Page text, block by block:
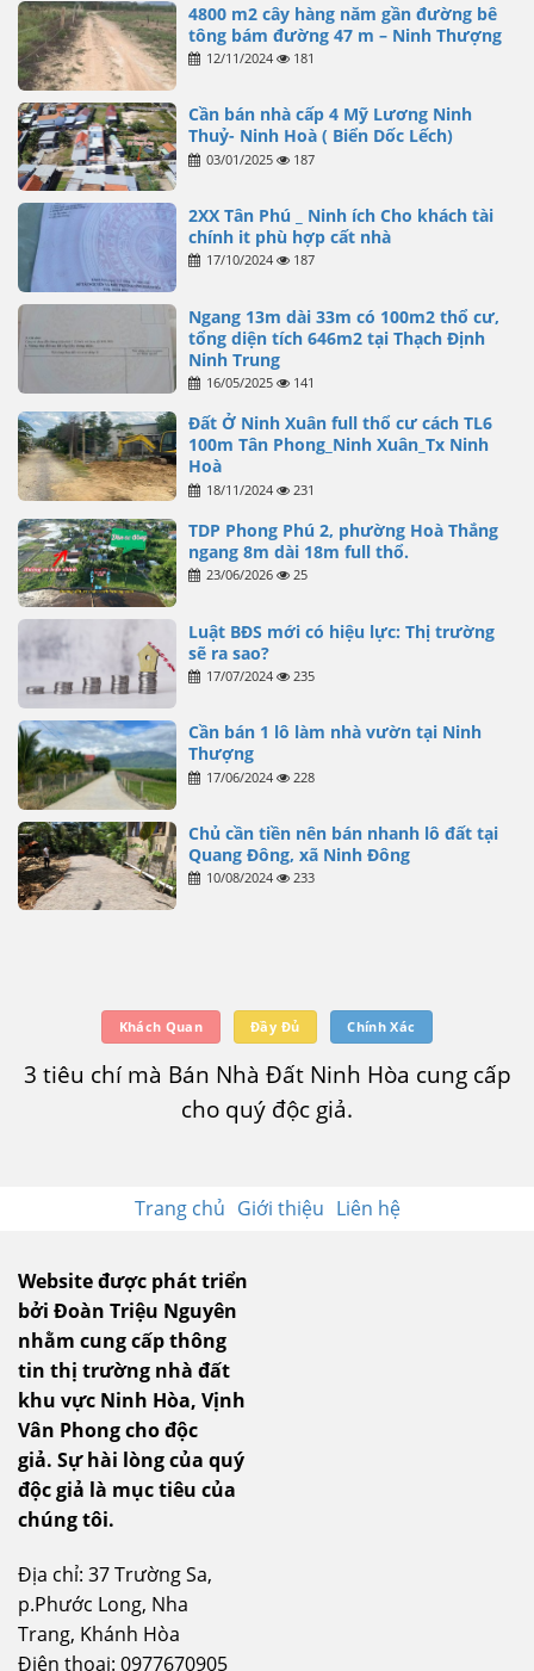
4800 m2 cây hàng năm gần đường bê
tông bám đường 47 m – Ninh Thượng
12/11/2024 181
Cần bán nhà cấp 4 Mỹ Lương Ninh
Thuỷ- Ninh Hoà ( Biển Dốc Lếch)
03/01/2025 187
2XX Tân Phú _ Ninh ích Cho khách tài
chính it phù hợp cất nhà
17/10/2024 187
Ngang 13m dài 33m có 100m2 thổ cư,
tổng diện tích 646m2 tại Thạch Định
Ninh Trung
16/05/2025 141
Đất Ở Ninh Xuân full thổ cư cách TL6
100m Tân Phong_Ninh Xuân_Tx Ninh
Hoà
18/11/2024 231
TDP Phong Phú 2, phường Hoà Thắng
ngang 8m dài 18m full thổ.
23/06/2026 25
Luật BĐS mới có hiệu lực: Thị trường
sẽ ra sao?
17/07/2024 235
Cần bán 1 lô làm nhà vườn tại Ninh
Thượng
17/06/2024 228
Chủ cần tiền nên bán nhanh lô đất tại
Quang Đông, xã Ninh Đông
10/08/2024 233
Khách Quan Đầy Đủ Chính Xác
3 tiêu chí mà Bán Nhà Đất Ninh Hòa cung cấp
cho quý độc giả.
Trang chủ Giới thiệu Liên hệ
Website được phát triển
bởi Đoàn Triệu Nguyên
nhằm cung cấp thông
tin thị trường nhà đất
khu vực Ninh Hòa, Vịnh
Vân Phong cho độc
giả. Sự hài lòng của quý
độc giả là mục tiêu của
chúng tôi.
Địa chỉ: 37 Trường Sa,
p.Phước Long, Nha
Trang, Khánh Hòa
Điện thoại: 0977670905